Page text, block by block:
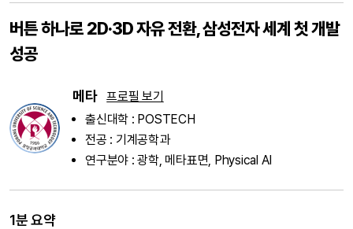
버튼 하나로 2D·3D 자유 전환, 삼성전자 세계 첫 개발
성공
메타 프로필 보기
출신대학 : POSTECH
전공 : 기계공학과
연구분야 : 광학, 메타표면, Physical AI
1분 요약